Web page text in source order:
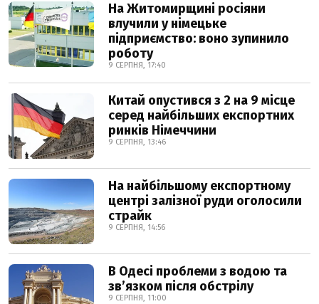
На Житомирщині росіяни
влучили у німецьке
підприємство: воно зупинило
роботу
9 СЕРПНЯ, 17:40
Китай опустився з 2 на 9 місце
серед найбільших експортних
ринків Німеччини
9 СЕРПНЯ, 13:46
На найбільшому експортному
центрі залізної руди оголосили
страйк
9 СЕРПНЯ, 14:56
В Одесі проблеми з водою та
звʼязком після обстрілу
9 СЕРПНЯ, 11:00